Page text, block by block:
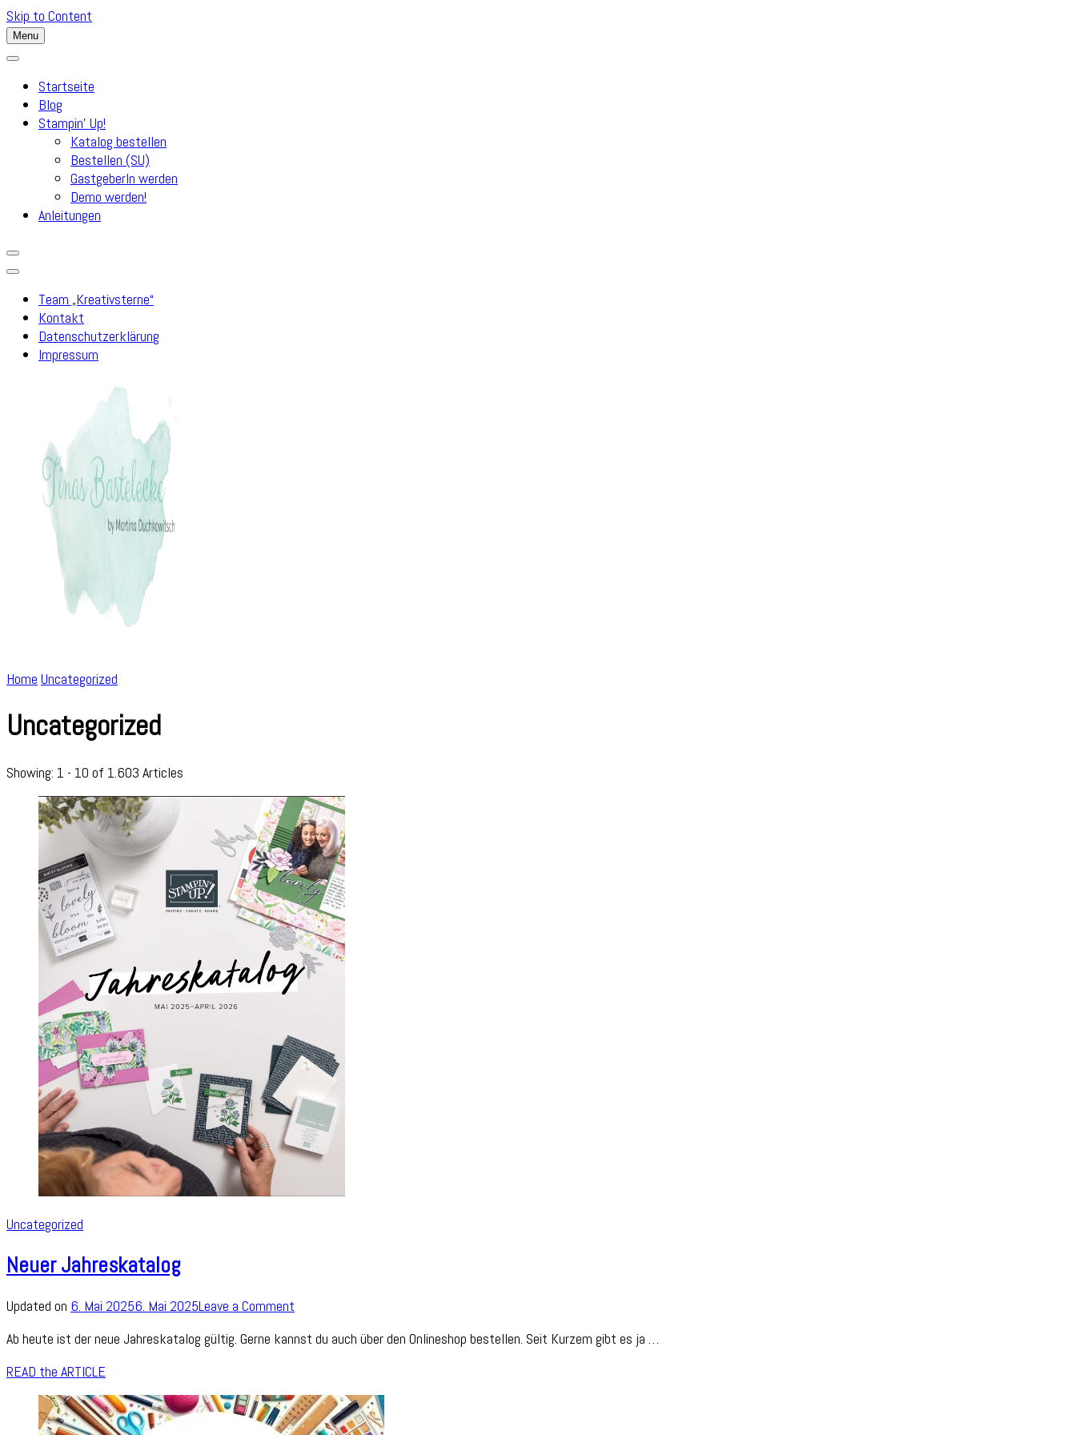
Skip to Content
Menu
Startseite
Blog
Stampin’ Up!
Katalog bestellen
Bestellen (SU)
GastgeberIn werden
Demo werden!
Anleitungen
Team „Kreativsterne“
Kontakt
Datenschutzerklärung
Impressum
Home Uncategorized
Uncategorized
Showing: 1 - 10 of 1.603 Articles
Uncategorized
Neuer Jahreskatalog
Updated on 6. Mai 20256. Mai 2025Leave a Comment
Jahreskatalog
Ab heute ist der neue Jahreskatalog gültig. Gerne kannst du auch über den Onlineshop bestellen. Seit Kurzem gibt es ja …
READ the ARTICLE